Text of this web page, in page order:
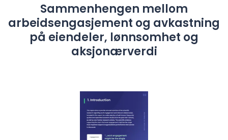
Sammenhengen mellom
arbeidsengasjement og avkastning
på eiendeler, lønnsomhet og
aksjonærverdi